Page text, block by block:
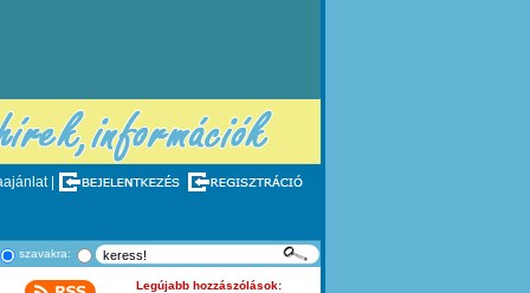
|
szavakra:
Legújabb hozzászólások: